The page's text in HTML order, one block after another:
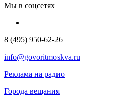
Мы в соцсетях
8 (495) 950-62-26
info@govoritmoskva.ru
Реклама на радио
Города вещания